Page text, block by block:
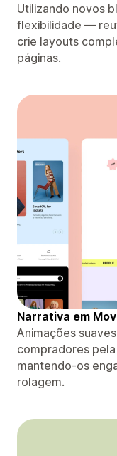
Utilizando novos
flexibilidade —
crie layouts
páginas.
Narrativa em
Animações
compradores
mantendo-os
rolagem.